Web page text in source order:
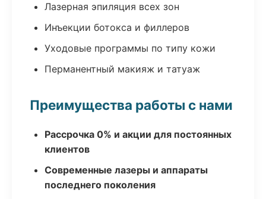
Лазерная эпиляция всех зон
Инъекции ботокса и филлеров
Уходовые программы по типу кожи
Перманентный макияж и татуаж
Преимущества работы с нами
Рассрочка 0% и акции для постоянных
клиентов
Современные лазеры и аппараты
последнего поколения